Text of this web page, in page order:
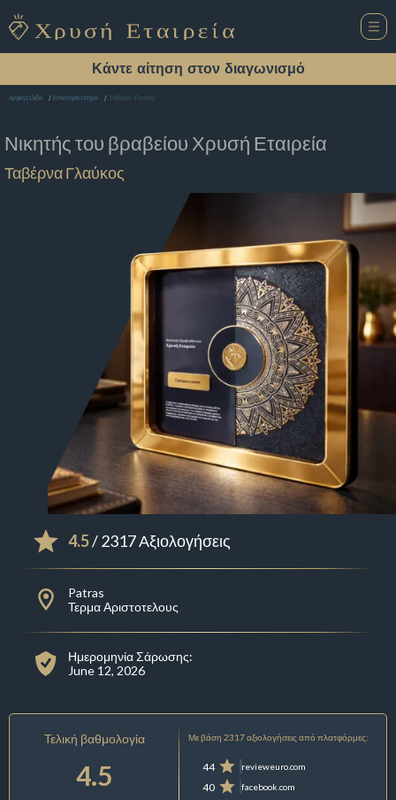
Κάντε αίτηση στον διαγωνισμό
Αρχική Σελίδα Εστιατόριο Πατρα Ταβέρνα Γλαύκος
Νικητής του βραβείου Χρυσή Εταιρεία
Ταβέρνα Γλαύκος
4.5/ 2317 Αξιολογήσεις
Patras
Τερμα Αριστοτελους
Ημερομηνία Σάρωσης:
June 12, 2026
Τελική βαθμολογία
4.5
Με βάση 2317 αξιολογήσεις από πλατφόρμες:
44 revieweuro.com
40 facebook.com